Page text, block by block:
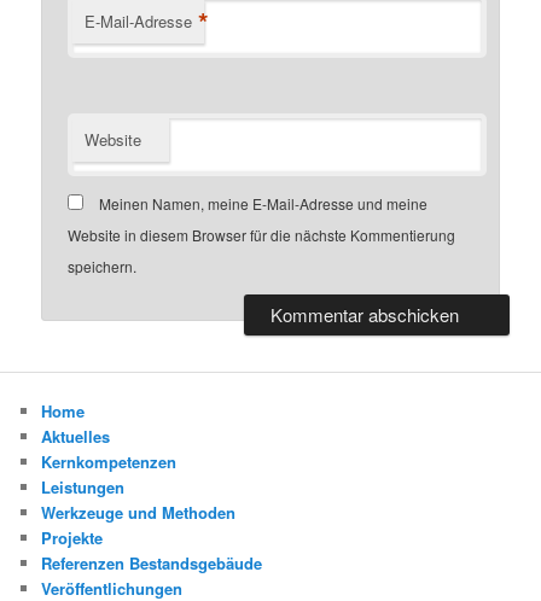
E-Mail-Adresse *
Website
Meinen Namen, meine E-Mail-Adresse und meine
Website in diesem Browser für die nächste Kommentierung
speichern.
Home
Aktuelles
Kernkompetenzen
Leistungen
Werkzeuge und Methoden
Projekte
Referenzen Bestandsgebäude
Veröffentlichungen